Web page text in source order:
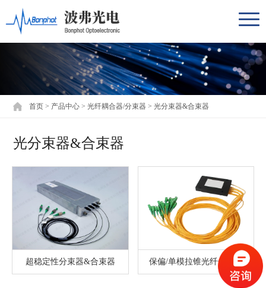
首页 > 产品中心 >光纤耦合器/分束器 >光分束器&合束器
光分束器&合束器
超稳定性分束器&合束器 保偏/单模拉锥光纤分束器